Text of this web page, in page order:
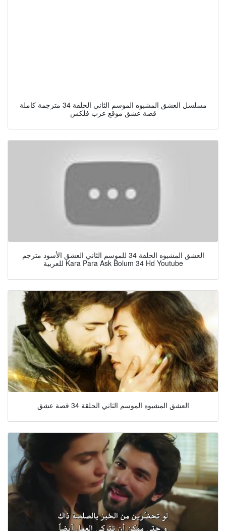
مسلسل العشق المشبوه الموسم الثاني الحلقة 34 مترجمة كاملة
قصة عشق موقع عرب فلكس
العشق المشبوه الحلقة 34 للموسم الثاني العشق الأسود مترجم
للعربية Kara Para Ask Bolum 34 Hd Youtube
العشق المشبوه الموسم الثاني الحلقة 34 قصة عشق